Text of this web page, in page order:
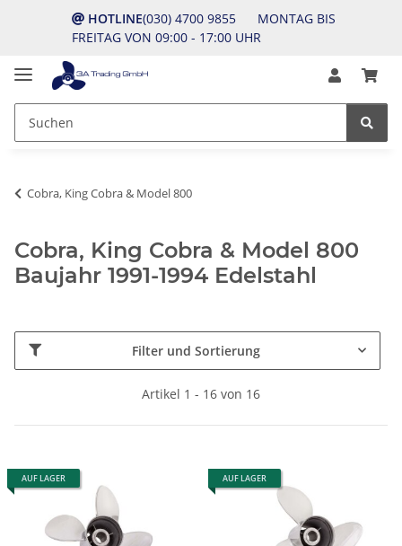
HOTLINE(030) 4700 9855 MONTAG BIS
FREITAG VON 09:00 - 17:00 UHR
Cobra, King Cobra & Model 800
Cobra, King Cobra & Model 800
Baujahr 1991-1994 Edelstahl
Filter und Sortierung
Artikel 1 - 16 von 16
AUF LAGER AUF LAGER